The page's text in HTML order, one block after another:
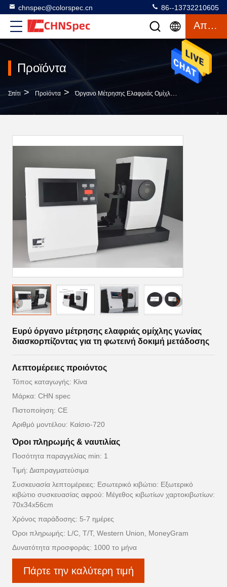
chnspec@colorspec.cn 86--13732210605
Απόσπασμα
Προϊόντα
Σπίτι > Προϊόντα > Όργανο Μέτρησης Ελαφριάς Ομίχλης
Ευρύ όργανο μέτρησης ελαφριάς ομίχλης γωνίας
διασκορπίζοντας για τη φωτεινή δοκιμή μετάδοσης
Λεπτομέρειες προιόντος
Τόπος καταγωγής: Κίνα
Μάρκα: CHN spec
Πιστοποίηση: CE
Αριθμό μοντέλου: Καίσιο-720
Όροι πληρωμής & ναυτιλίας
Ποσότητα παραγγελίας min: 1
Τιμή: Διαπραγματεύσιμα
Συσκευασία λεπτομέρειες: Εσωτερικό κιβώτιο: Εξωτερικό
κιβώτιο συσκευασίας αφρού: Μέγεθος κιβωτίων χαρτοκιβωτίων:
70x34x56cm
Χρόνος παράδοσης: 5-7 ημέρες
Όροι πληρωμής: L/C, T/T, Western Union, MoneyGram
Δυνατότητα προσφοράς: 1000 το μήνα
Πάρτε την καλύτερη τιμή